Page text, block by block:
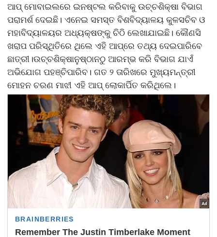
ଆପ୍‌ ମୋବାଇଲରେ ଇନଷ୍ଟଲ କରିବାକୁ ଉଚ୍ଚଶିକ୍ଷା ବିଭାଗ
ପରାମର୍ଶ ଦେଇଛି। ଏନେଇ ସମସ୍ତ ବିଶବିଦ୍ୟାଳୟ କୁଳସଚିବ ଓ
ମହାବିଦ୍ୟାଳୟର ଅଧ୍ୟକ୍ଷଙ୍କୁ ଚିଠି ଲେଖାଯାଇଛି। କୌଣସି
ଖରାପ ପରିସ୍ଥିତିରେ ଥିଲେ ଏହି ଆପ୍‌ରେ ତଥ୍ୟ ଦେଇପାରିବେ
ଛାତ୍ରୀ।ଉଚ୍ଚଶିକ୍ଷାନୁଷ୍ଠାନଠୁ ଆରମ୍ଭ କରି ବିଭାଗ ଯାଏଁ
ଅଭିଯୋଗ ପହଞ୍ଚିପାରିବ। ଗତ ୨ ତାରିଖରେ ମୁଖ୍ୟମନ୍ତ୍ରୀ
ମୋହନ ଚରଣ ମାଝୀ ଏହି ଆପ୍‌ ଲୋକାର୍ପିତ କରିଥିଲେ।